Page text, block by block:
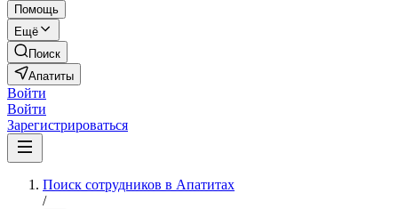
Помощь
Ещё
Поиск
Апатиты
Войти
Войти
Зарегистрироваться
Поиск сотрудников в Апатитах
/